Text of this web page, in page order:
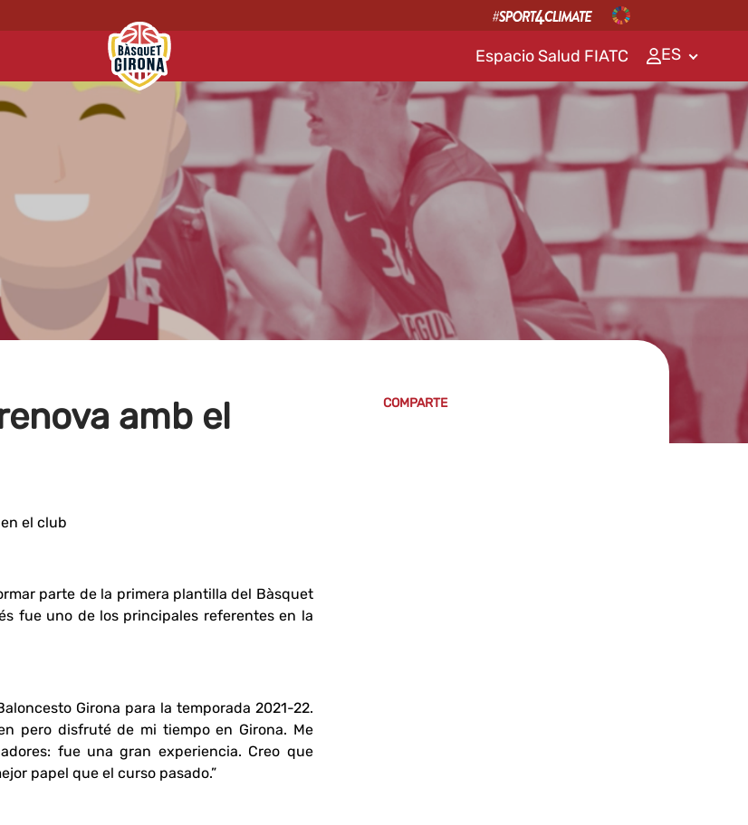
Espacio Salud FIATC ES
amb el
el club
parte de la primera plantilla del Bàsquet
fue uno de los principales referentes en la
Girona para la temporada 2021-22.
pero disfruté de mi tiempo en Girona. Me
fue una gran experiencia. Creo que
papel que el curso pasado.”
COMPARTE